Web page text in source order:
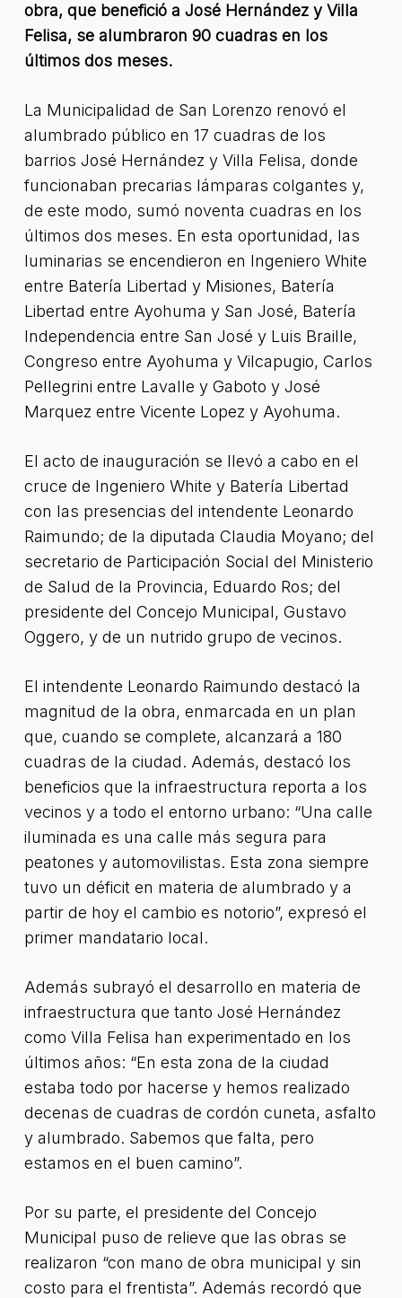
obra, que benefició a José Hernández y Villa
Felisa, se alumbraron 90 cuadras en los
últimos dos meses.
La Municipalidad de San Lorenzo renovó el
alumbrado público en 17 cuadras de los
barrios José Hernández y Villa Felisa, donde
funcionaban precarias lámparas colgantes y,
de este modo, sumó noventa cuadras en los
últimos dos meses. En esta oportunidad, las
luminarias se encendieron en Ingeniero White
entre Batería Libertad y Misiones, Batería
Libertad entre Ayohuma y San José, Batería
Independencia entre San José y Luis Braille,
Congreso entre Ayohuma y Vilcapugio, Carlos
Pellegrini entre Lavalle y Gaboto y José
Marquez entre Vicente Lopez y Ayohuma.
El acto de inauguración se llevó a cabo en el
cruce de Ingeniero White y Batería Libertad
con las presencias del intendente Leonardo
Raimundo; de la diputada Claudia Moyano; del
secretario de Participación Social del Ministerio
de Salud de la Provincia, Eduardo Ros; del
presidente del Concejo Municipal, Gustavo
Oggero, y de un nutrido grupo de vecinos.
El intendente Leonardo Raimundo destacó la
magnitud de la obra, enmarcada en un plan
que, cuando se complete, alcanzará a 180
cuadras de la ciudad. Además, destacó los
beneficios que la infraestructura reporta a los
vecinos y a todo el entorno urbano: “Una calle
iluminada es una calle más segura para
peatones y automovilistas. Esta zona siempre
tuvo un déficit en materia de alumbrado y a
partir de hoy el cambio es notorio”, expresó el
primer mandatario local.
Además subrayó el desarrollo en materia de
infraestructura que tanto José Hernández
como Villa Felisa han experimentado en los
últimos años: “En esta zona de la ciudad
estaba todo por hacerse y hemos realizado
decenas de cuadras de cordón cuneta, asfalto
y alumbrado. Sabemos que falta, pero
estamos en el buen camino”.
Por su parte, el presidente del Concejo
Municipal puso de relieve que las obras se
realizaron “con mano de obra municipal y sin
costo para el frentista”. Además recordó que